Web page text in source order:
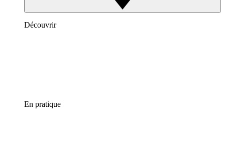
Découvrir
En pratique